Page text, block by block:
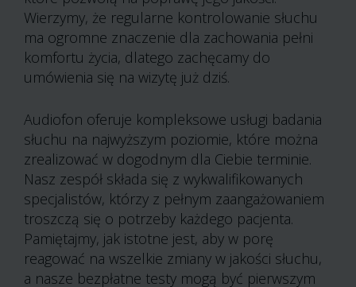
Wierzymy, że regularne kontrolowanie słuchu
ma ogromne znaczenie dla zachowania pełni
komfortu życia, dlatego zachęcamy do
umówienia się na wizytę już dziś.
Audiofon oferuje kompleksowe usługi badania
słuchu na najwyższym poziomie, które można
zrealizować w dogodnym dla Ciebie terminie.
Nasz zespół składa się z wykwalifikowanych
specjalistów, którzy z pełnym zaangażowaniem
troszczą się o potrzeby każdego pacjenta.
Pamiętajmy, jak istotne jest, aby w porę
reagować na wszelkie zmiany w jakości słuchu,
a nasze bezpłatne testy mogą być pierwszym